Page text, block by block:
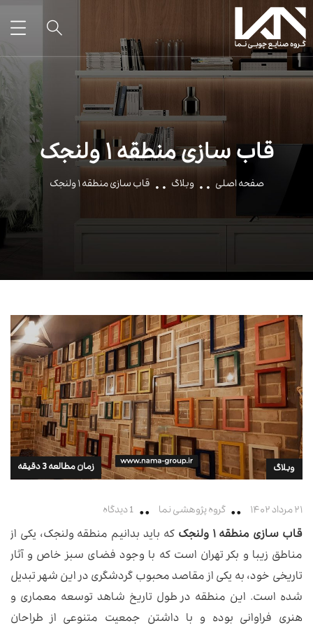
قاب سازی منطقه ۱ ولنجک
صفحه اصلی وبلاگ قاب سازی منطقه ۱ ولنجک
وبلاگ
۲۱ مرداد ۱۴۰۲ گروه پژوهشی نما 1 دیدگاه
قاب سازی منطقه ۱ ولنجک
که باید بدانیم منطقه ولنجک، یکی از
مناطق زیبا و بکر تهران است که با وجود فضای سبز خاص و آثار
تاریخی خود، به یکی از مقاصد محبوب گردشگری در این شهر تبدیل
شده است. این منطقه در طول تاریخ شاهد توسعه معماری و
هنری فراوانی بوده و با داشتن جمعیت متنوعی از طراحان
زمان مطالعه 3 دقیقه